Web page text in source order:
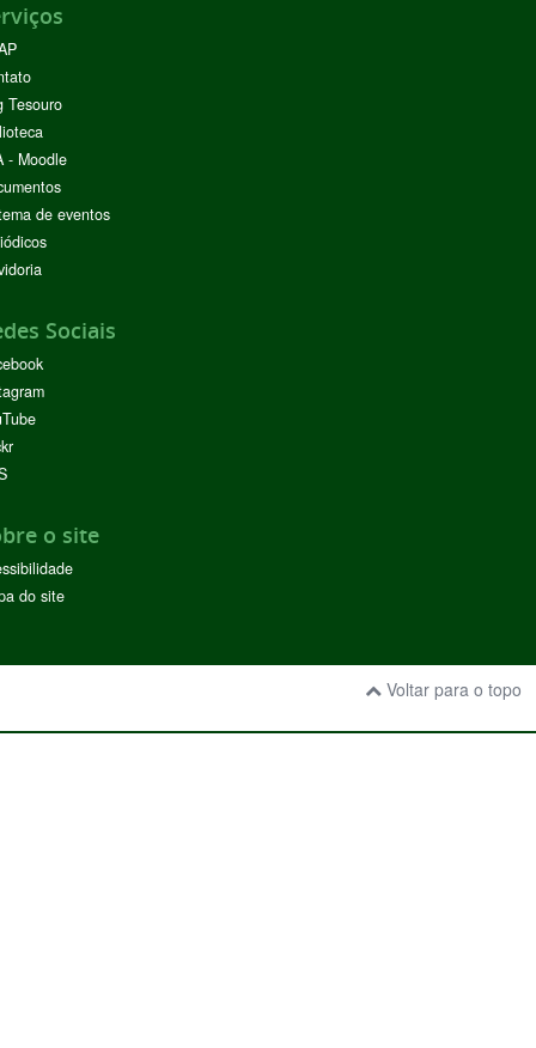
Tesouro
- Moodle
de eventos
Sociais
o site
do site
Voltar para o topo